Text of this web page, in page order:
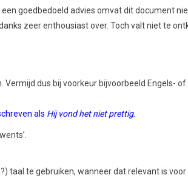
goedbedoeld advies omvat dit document
zeer enthousiast over. Toch valt niet te
dus bij voorkeur bijvoorbeeld Engels-
als Hij vond het niet prettig.
taal te gebruiken, wanneer dat relevant is